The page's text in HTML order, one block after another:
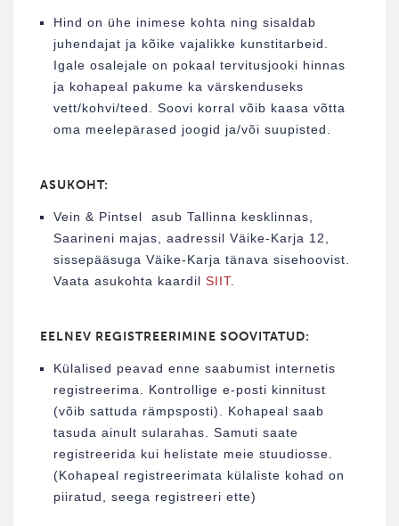
Hind on ühe inimese kohta ning sisaldab
juhendajat ja kõike vajalikke kunstitarbeid.
Igale osalejale on pokaal tervitusjooki hinnas
ja kohapeal pakume ka värskenduseks
vett/kohvi/teed. Soovi korral võib kaasa võtta
oma meelepärased joogid ja/või suupisted.
ASUKOHT:
Vein & Pintsel asub Tallinna kesklinnas,
Saarineni majas, aadressil Väike-Karja 12,
sissepääsuga Väike-Karja tänava sisehoovist.
Vaata asukohta kaardil SIIT.
EELNEV REGISTREERIMINE SOOVITATUD:
Külalised peavad enne saabumist internetis
registreerima. Kontrollige e-posti kinnitust
(võib sattuda rämpsposti). Kohapeal saab
tasuda ainult sularahas. Samuti saate
registreerida kui helistate meie stuudiosse.
(Kohapeal registreerimata külaliste kohad on
piiratud, seega registreeri ette)